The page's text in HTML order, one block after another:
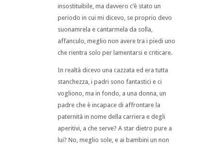
insostituibile, ma davvero c’è stato un
periodo in cui mi dicevo, se proprio devo
suonamrela e cantarmela da solla,
affanculo, meglio non avere tra i piedi uno
che rientra solo per lamentarsi e criticare.
In realtà dicevo una cazzata ed era tutta
stanchezza, i padri sono fantastici e ci
vogliono, ma in fondo, a una donna, un
padre che è incapace di affrontare la
paternità in nome della carriera e degli
aperitivi, a che serve? A star dietro pure a
lui? No, meglio sole, e ai bambini un non